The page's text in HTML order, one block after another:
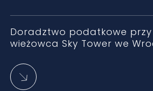
Doradztwo podatkowe
wieżowca Sky Tower we